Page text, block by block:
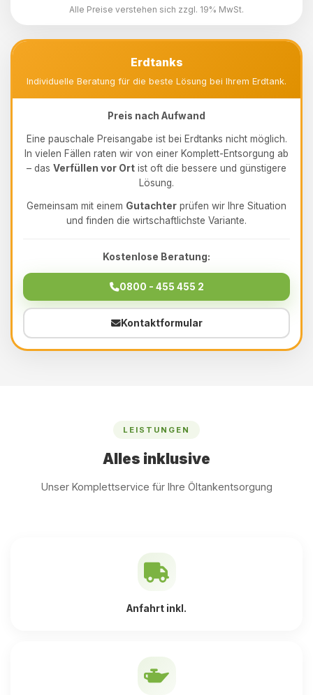
Alle Preise verstehen sich zzgl. 19% MwSt.
Erdtanks
Individuelle Beratung für die beste Lösung bei Ihrem Erdtank.
Preis nach Aufwand
Eine pauschale Preisangabe ist bei Erdtanks nicht möglich.
In vielen Fällen raten wir von einer Komplett-Entsorgung ab
– das Verfüllen vor Ort ist oft die bessere und günstigere
Lösung.
Gemeinsam mit einem Gutachter prüfen wir Ihre Situation
und finden die wirtschaftlichste Variante.
Kostenlose Beratung:
0800 - 455 455 2
Kontaktformular
LEISTUNGEN
Alles inklusive
Unser Komplettservice für Ihre Öltankentsorgung
Anfahrt inkl.